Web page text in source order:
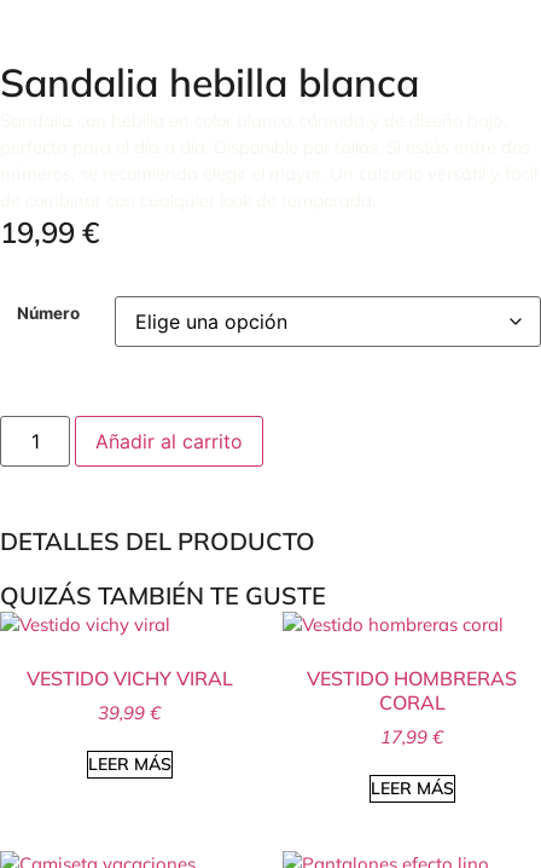
Sandalia hebilla blanca
19,99 €
Número
Añadir al carrito
DETALLES DEL PRODUCTO
QUIZÁS TAMBIÉN TE GUSTE
VESTIDO VICHY VIRAL
39,99 €
LEER MÁS
VESTIDO HOMBRERAS
CORAL
17,99 €
LEER MÁS